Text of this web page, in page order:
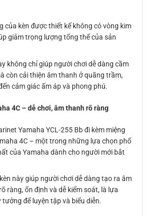
của kèn được thiết kế không có vòng kim
giảm trọng lượng tổng thể của sản
không chỉ giúp người chơi dễ dàng cầm
còn cải thiện âm thanh ở quãng trầm,
cảm giác ấm áp và phong phú.
4C – dễ chơi, âm thanh rõ ràng
Yamaha YCL-255 Bb đi kèm miệng
4C – một trong những lựa chọn phổ
của Yamaha dành cho người mới bắt
này giúp người chơi dễ dàng tạo ra âm
ràng, ổn định và dễ kiểm soát, là lựa
tưởng để luyện tập và biểu diễn.